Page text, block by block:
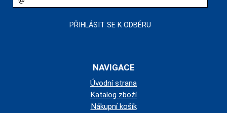
NAVIGACE
Úvodní strana
Katalog zboží
Nákupní košík